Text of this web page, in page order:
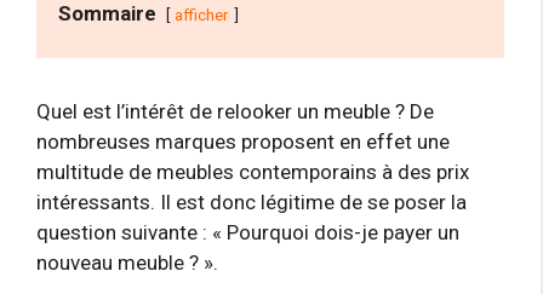
Sommaire afficher
Quel est l’intérêt de relooker un meuble ? De
nombreuses marques proposent en effet une
multitude de meubles contemporains à des prix
intéressants. Il est donc légitime de se poser la
question suivante : « Pourquoi dois-je payer un
nouveau meuble ? ».